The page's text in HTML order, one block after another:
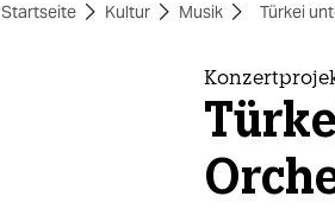
themen
Startseite Kultur Musik Türkei